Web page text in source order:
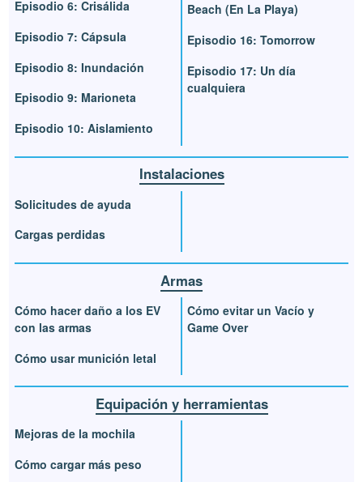
Episodio 6: Crisálida
Episodio 7: Cápsula
Episodio 8: Inundación
Episodio 9: Marioneta
Episodio 10: Aislamiento
Beach (En La Playa)
Episodio 16: Tomorrow
Episodio 17: Un día
cualquiera
Instalaciones
Solicitudes de ayuda
Cargas perdidas
Armas
Cómo hacer daño a los EV
con las armas
Cómo usar munición letal
Cómo evitar un Vacío y
Game Over
Equipación y herramientas
Mejoras de la mochila
Cómo cargar más peso